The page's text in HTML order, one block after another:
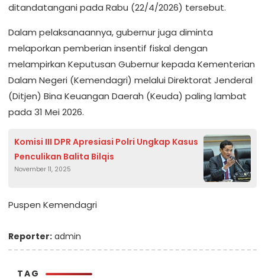
ditandatangani pada Rabu (22/4/2026) tersebut.
Dalam pelaksanaannya, gubernur juga diminta
melaporkan pemberian insentif fiskal dengan
melampirkan Keputusan Gubernur kepada Kementerian
Dalam Negeri (Kemendagri) melalui Direktorat Jenderal
(Ditjen) Bina Keuangan Daerah (Keuda) paling lambat
pada 31 Mei 2026.
Komisi III DPR Apresiasi Polri Ungkap Kasus
Penculikan Balita Bilqis
November 11, 2025
Puspen Kemendagri
Reporter: admin
TAG